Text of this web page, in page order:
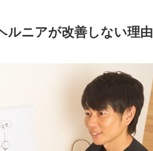
ルニアが改善しない理由